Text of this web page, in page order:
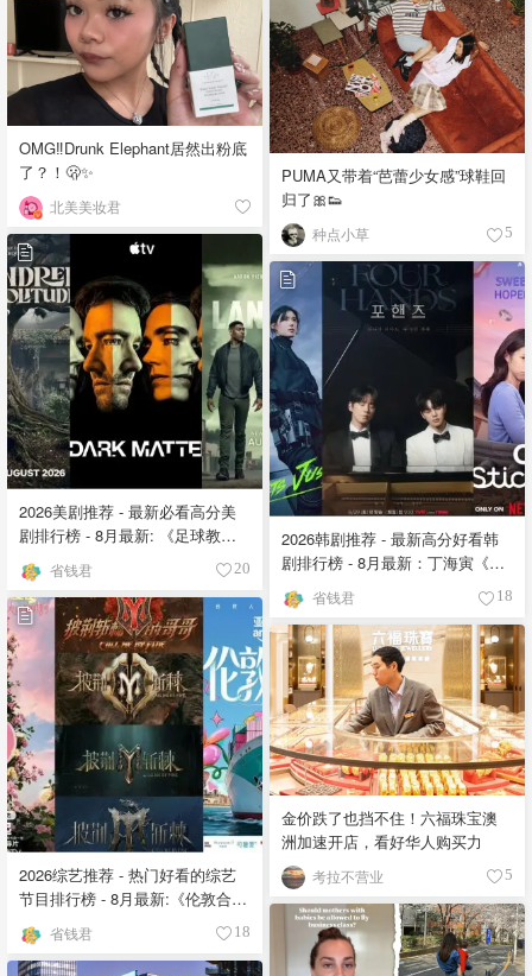
OMG‼️Drunk Elephant居然出粉底
了？！🫢✨
北美美妆君
PUMA又带着“芭蕾少女感”球鞋回
归了🎀👟
种点小草 5
2026美剧推荐 - 最新必看高分美
剧排行榜 - 8月最新: 《​​足球教练
》第四季回归！
省钱君 20
2026韩剧推荐 - 最新高分好看韩
剧排行榜 - 8月最新：丁海寅《我
的荒糖恋爱 》上线❣️
省钱君 18
2026综艺推荐 - 热门好看的综艺
节目排行榜 - 8月最新:《​​伦敦合伙
人》回归啦
省钱君 18
金价跌了也挡不住！六福珠宝澳
洲加速开店，看好华人购买力
考拉不营业 5